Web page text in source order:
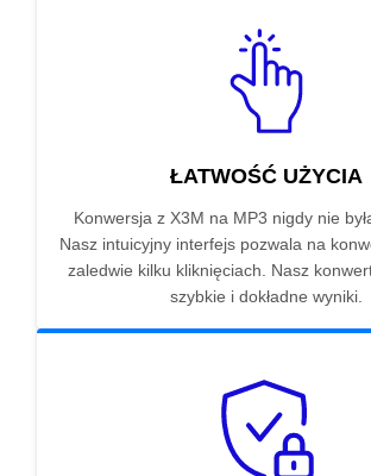
ŁATWOŚĆ UŻYCIA
Konwersja z X3M na MP3 nigdy nie
Nasz intuicyjny interfejs pozwala na
zaledwie kilku kliknięciach. Nasz
szybkie i dokładne wyniki.